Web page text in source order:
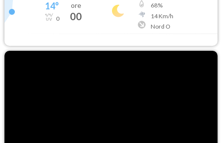
14°
0
ore
00
68%
14Km/h
Nord O